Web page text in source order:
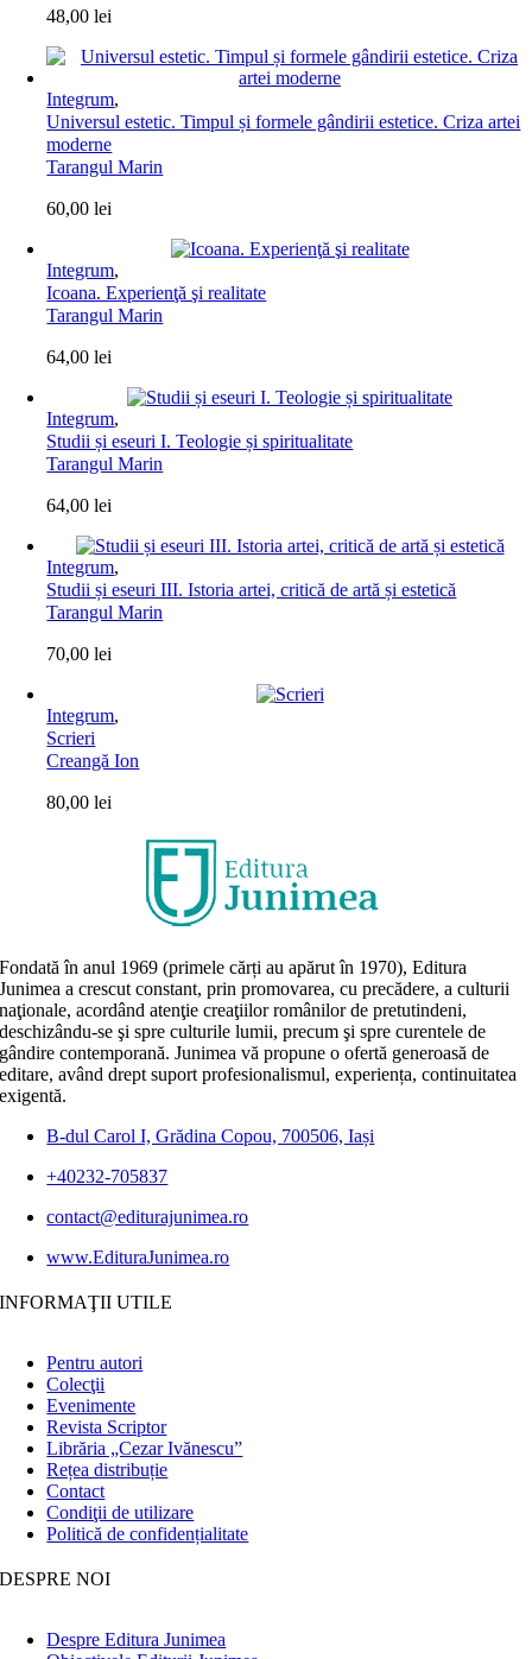
48,00lei
Integrum,
Universul estetic. Timpul și formele gândirii estetice. Criza artei
moderne
Tarangul Marin
60,00lei
Integrum,
Icoana. Experienţă şi realitate
Tarangul Marin
64,00lei
Integrum,
Studii și eseuri I. Teologie și spiritualitate
Tarangul Marin
64,00lei
Integrum,
Studii și eseuri III. Istoria artei, critică de artă și estetică
Tarangul Marin
70,00lei
Integrum,
Scrieri
Creangă Ion
80,00lei
Fondată în anul 1969 (primele cărți au apărut în 1970), Editura
Junimea a crescut constant, prin promovarea, cu precădere, a culturii
naţionale, acordând atenţie creaţiilor românilor de pretutindeni,
deschizându-se şi spre culturile lumii, precum şi spre curentele de
gândire contemporană. Junimea vă propune o ofertă generoasă de
editare, având drept suport profesionalismul, experiența, continuitatea
exigentă.
B-dul Carol I, Grădina Copou, 700506, Iași
+40232-705837
contact@editurajunimea.ro
www.EdituraJunimea.ro
INFORMAŢII UTILE
Pentru autori
Colecţii
Evenimente
Revista Scriptor
Librăria „Cezar Ivănescu”
Rețea distribuție
Contact
Condiţii de utilizare
Politică de confidențialitate
DESPRE NOI
Despre Editura Junimea